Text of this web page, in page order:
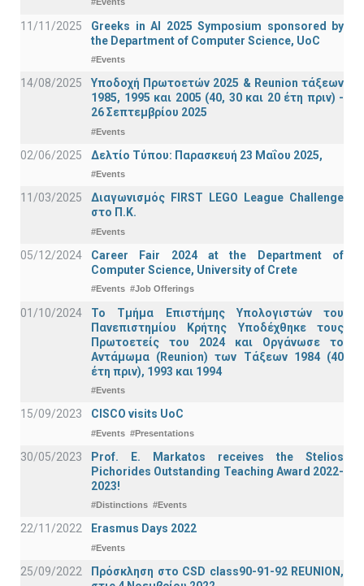
#Events
11/11/2025
Greeks in AI 2025 Symposium sponsored by
the Department of Computer Science, UoC
#Events
14/08/2025
Υποδοχή Πρωτοετών 2025 & Reunion τάξεων
1985, 1995 και 2005 (40, 30 και 20 έτη πριν) -
26 Σεπτεμβρίου 2025
#Events
02/06/2025 Δελτίο Τύπου: Παρασκευή 23 Μαΐου 2025,
#Events
11/03/2025
Διαγωνισμός FIRST LEGO League Challenge
στο Π.Κ.
#Events
05/12/2024
Career Fair 2024 at the Department of
Computer Science, University of Crete
#Events #Job Offerings
01/10/2024
Το Τμήμα Επιστήμης Υπολογιστών του
Πανεπιστημίου Κρήτης Υποδέχθηκε τους
Πρωτοετείς του 2024 και Οργάνωσε το
Αντάμωμα (Reunion) των Τάξεων 1984 (40
έτη πριν), 1993 και 1994
#Events
15/09/2023 CISCO visits UoC
#Events #Presentations
30/05/2023
Prof. E. Markatos receives the Stelios
Pichorides Outstanding Teaching Award 2022-
2023!
#Distinctions #Events
22/11/2022 Erasmus Days 2022
#Events
25/09/2022
Πρόσκληση στο CSD class90-91-92 REUNION,